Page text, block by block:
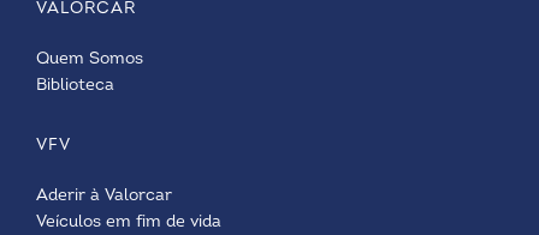
VALORCAR
Quem Somos
Biblioteca
VFV
Aderir à Valorcar
Veículos em fim de vida